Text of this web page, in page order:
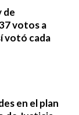
de
votos a
votó cada
en el plan